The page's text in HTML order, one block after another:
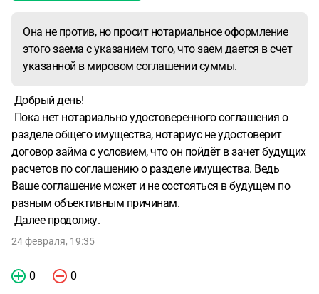
Она не против, но просит нотариальное оформление
этого заема с указанием того, что заем дается в счет
указанной в мировом соглашении суммы.
Добрый день!
Пока нет нотариально удостоверенного соглашения о
разделе общего имущества, нотариус не удостоверит
договор займа с условием, что он пойдёт в зачет будущих
расчетов по соглашению о разделе имущества. Ведь
Ваше соглашение может и не состояться в будущем по
разным объективным причинам.
Далее продолжу.
24 февраля, 19:35
0 0